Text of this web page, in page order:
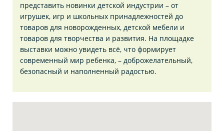
представить новинки детской индустрии – от
игрушек, игр и школьных принадлежностей до
товаров для новорожденных, детской мебели и
товаров для творчества и развития. На площадке
выставки можно увидеть всё, что формирует
современный мир ребенка, – доброжелательный,
безопасный и наполненный радостью.